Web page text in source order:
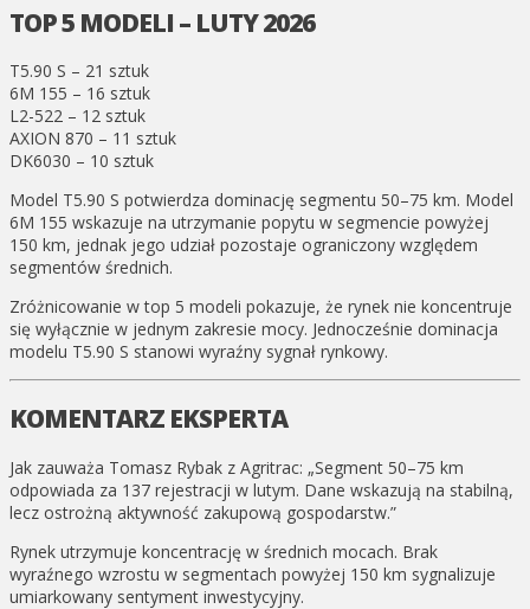
TOP 5 MODELI – LUTY 2026
T5.90 S – 21 sztuk
6M 155 – 16 sztuk
L2-522 – 12 sztuk
AXION 870 – 11 sztuk
DK6030 – 10 sztuk
Model T5.90 S potwierdza dominację segmentu 50–75 km. Model
6M 155 wskazuje na utrzymanie popytu w segmencie powyżej
150 km, jednak jego udział pozostaje ograniczony względem
segmentów średnich.
Zróżnicowanie w top 5 modeli pokazuje, że rynek nie koncentruje
się wyłącznie w jednym zakresie mocy. Jednocześnie dominacja
modelu T5.90 S stanowi wyraźny sygnał rynkowy.
KOMENTARZ EKSPERTA
Jak zauważa Tomasz Rybak z Agritrac: „Segment 50–75 km
odpowiada za 137 rejestracji w lutym. Dane wskazują na stabilną,
lecz ostrożną aktywność zakupową gospodarstw.”
Rynek utrzymuje koncentrację w średnich mocach. Brak
wyraźnego wzrostu w segmentach powyżej 150 km sygnalizuje
umiarkowany sentyment inwestycyjny.